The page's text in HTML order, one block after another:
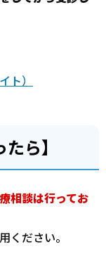
ト）
ら】
相談は行ってお
ください。